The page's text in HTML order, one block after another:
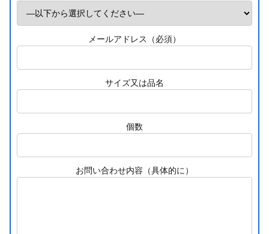
メールアドレス（必須）
サイズ又は品名
個数
お問い合わせ内容（具体的に）